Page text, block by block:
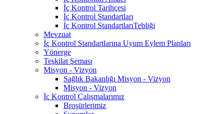
İç Kontrol Tarihçesi
İç Kontrol Standartları
İç Kontrol StandartlarıTebliği
Mevzuat
İç Kontrol Standartlarına Uyum Eylem Planları
Yönerge
Teşkilat Şeması
Misyon - Vizyon
Sağlık Bakanlığı Misyon - Vizyon
Misyon - Vizyon
İç Kontrol Çalışmalarımız
Broşürlerimiz